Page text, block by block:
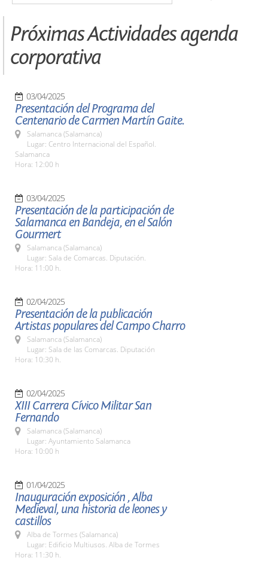
Próximas Actividades agenda
corporativa
03/04/2025
Presentación del Programa del
Centenario de Carmen Martín Gaite.
Salamanca (Salamanca)
Lugar: Centro Internacional del Español.
Salamanca
Hora: 12:00 h
03/04/2025
Presentación de la participación de
Salamanca en Bandeja, en el Salón
Gourmert
Salamanca (Salamanca)
Lugar: Sala de Comarcas. Diputación.
Hora: 11:00 h.
02/04/2025
Presentación de la publicación
Artistas populares del Campo Charro
Salamanca (Salamanca)
Lugar: Sala de las Comarcas. Diputación
Hora: 10:30 h.
02/04/2025
XIII Carrera Cívico Militar San
Fernando
Salamanca (Salamanca)
Lugar: Ayuntamiento Salamanca
Hora: 10:00 h
01/04/2025
Inauguración exposición , Alba
Medieval, una historia de leones y
castillos
Alba de Tormes (Salamanca)
Lugar: Edificio Multiusos. Alba de Tormes
Hora: 11:30 h.